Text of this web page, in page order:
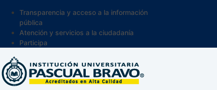
Transparencia y acceso a la información
pública
Atención y servicios a la ciudadanía
Participa